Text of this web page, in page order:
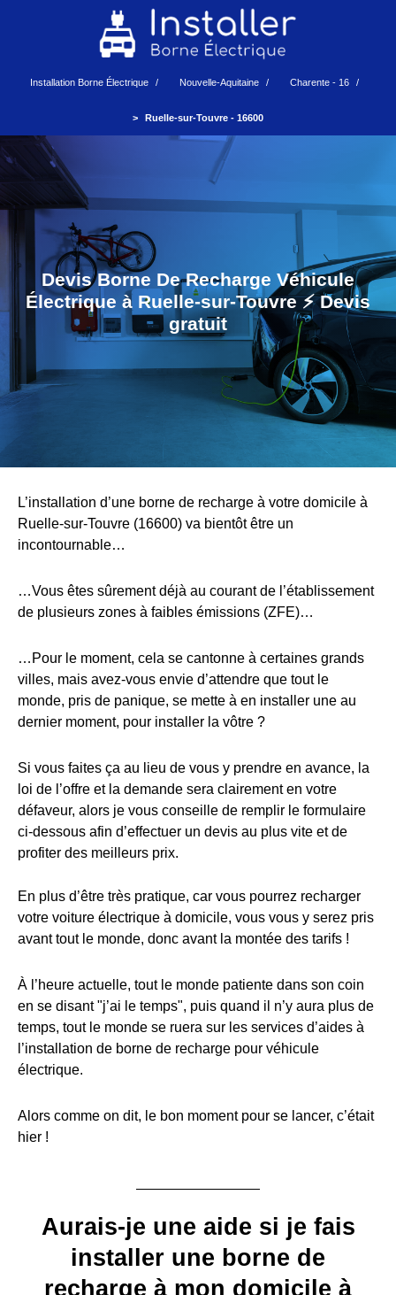
Installation Borne Électrique Nouvelle-Aquitaine Charente - 16
Ruelle-sur-Touvre - 16600
Devis Borne De Recharge Véhicule
Électrique à Ruelle-sur-Touvre ⚡️ Devis
gratuit
L’installation d’une borne de recharge à votre domicile à
Ruelle-sur-Touvre (16600) va bientôt être un
incontournable…
…Vous êtes sûrement déjà au courant de l’établissement
de plusieurs zones à faibles émissions (ZFE)…
…Pour le moment, cela se cantonne à certaines grands
villes, mais avez-vous envie d’attendre que tout le
monde, pris de panique, se mette à en installer une au
dernier moment, pour installer la vôtre ?
Si vous faites ça au lieu de vous y prendre en avance, la
loi de l’offre et la demande sera clairement en votre
défaveur, alors je vous conseille de remplir le formulaire
ci-dessous afin d’effectuer un devis au plus vite et de
profiter des meilleurs prix.
En plus d’être très pratique, car vous pourrez recharger
votre voiture électrique à domicile, vous vous y serez pris
avant tout le monde, donc avant la montée des tarifs !
À l’heure actuelle, tout le monde patiente dans son coin
en se disant "j’ai le temps", puis quand il n’y aura plus de
temps, tout le monde se ruera sur les services d’aides à
l’installation de borne de recharge pour véhicule
électrique.
Alors comme on dit, le bon moment pour se lancer, c’était
hier !
Aurais-je une aide si je fais
installer une borne de
recharge à mon domicile à